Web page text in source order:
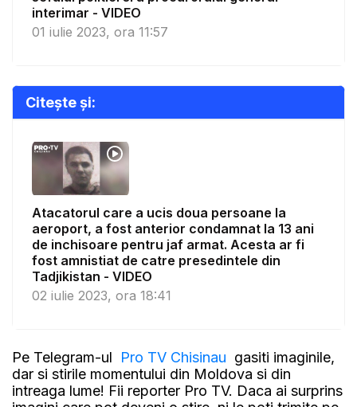
interimar - VIDEO
01 iulie 2023, ora 11:57
Citește și:
Atacatorul care a ucis doua persoane la
aeroport, a fost anterior condamnat la 13 ani
de inchisoare pentru jaf armat. Acesta ar fi
fost amnistiat de catre presedintele din
Tadjikistan - VIDEO
02 iulie 2023, ora 18:41
Pe Telegram-ul Pro TV Chisinau gasiti imaginile,
dar si stirile momentului din Moldova si din
intreaga lume! Fii reporter Pro TV. Daca ai surprins